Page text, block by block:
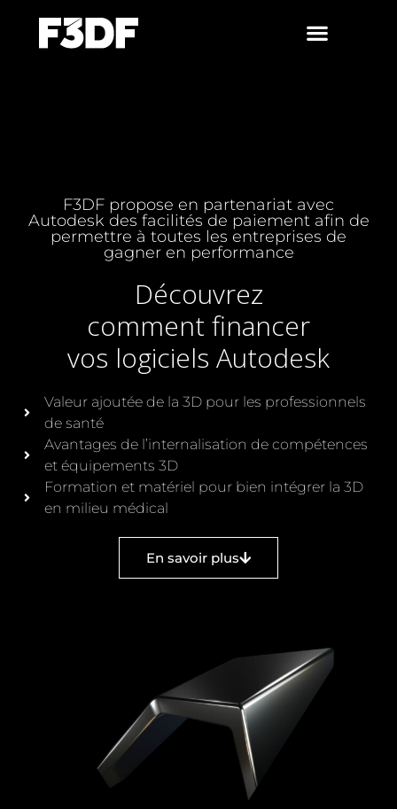
F3DF propose en partenariat avec
Autodesk des facilités de paiement afin de
permettre à toutes les entreprises de
gagner en performance
Découvrez
comment financer
vos logiciels Autodesk
Valeur ajoutée de la 3D pour les professionnels
de santé
Avantages de l’internalisation de compétences
et équipements 3D
Formation et matériel pour bien intégrer la 3D
en milieu médical
En savoir plus